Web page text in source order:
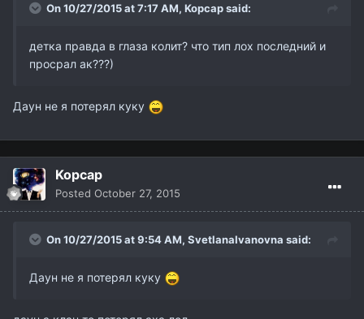
On 10/27/2015 at 7:17 AM, Kopcapsaid:
детка правда в глаза колит? что тип лох последний и
просрал ак???)
Даун не я потерял куку
Kopcap
Posted October 27, 2015
On 10/27/2015 at 9:54 AM, SvetlanaIvanovna said:
Даун не я потерял куку